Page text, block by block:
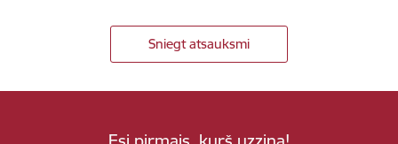
Sniegt atsauksmi